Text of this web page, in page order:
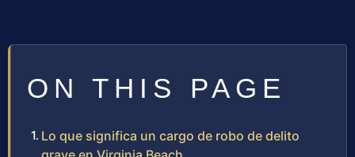
ON THIS PAGE
Lo que significa un cargo de robo de delito